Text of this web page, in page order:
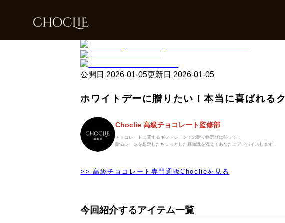
公開日 2026-01-05更新日 2026-01-05
ホワイトデーに贈りたい！本当に喜ばれる
Choclie 高級チョコレート監修部
チョコレートに関するギフトシーンでの贈り物選びは任せて！
贈るシーンを想定したちょっとした豆知識を添えてあなたにアドバイスします！
>> 高級チョコレート専門通販Choclieを見る
今回紹介するアイテム一覧